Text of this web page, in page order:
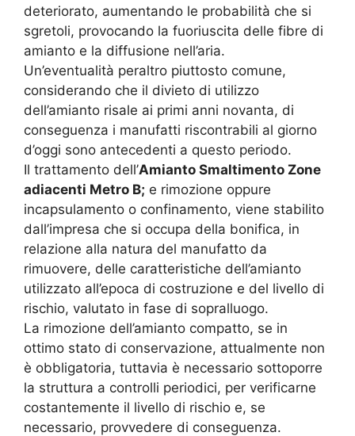
deteriorato, aumentando le probabilità che si
sgretoli, provocando la fuoriuscita delle fibre di
amianto e la diffusione nell’aria.
Un’eventualità peraltro piuttosto comune,
considerando che il divieto di utilizzo
dell’amianto risale ai primi anni novanta, di
conseguenza i manufatti riscontrabili al giorno
d’oggi sono antecedenti a questo periodo.
Il trattamento dell’Amianto Smaltimento Zone
adiacenti Metro B; e rimozione oppure
incapsulamento o confinamento, viene stabilito
dall’impresa che si occupa della bonifica, in
relazione alla natura del manufatto da
rimuovere, delle caratteristiche dell’amianto
utilizzato all’epoca di costruzione e del livello di
rischio, valutato in fase di sopralluogo.
La rimozione dell’amianto compatto, se in
ottimo stato di conservazione, attualmente non
è obbligatoria, tuttavia è necessario sottoporre
la struttura a controlli periodici, per verificarne
costantemente il livello di rischio e, se
necessario, provvedere di conseguenza.